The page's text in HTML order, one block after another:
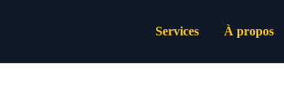
Services À propos